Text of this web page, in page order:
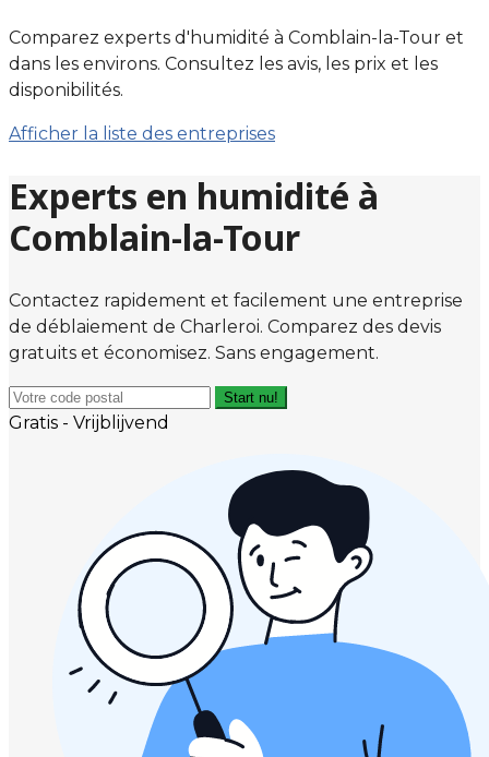
Comparez experts d'humidité à Comblain-la-Tour et
dans les environs. Consultez les avis, les prix et les
disponibilités.
Afficher la liste des entreprises
Experts en humidité à
Comblain-la-Tour
Contactez rapidement et facilement une entreprise
de déblaiement de Charleroi. Comparez des devis
gratuits et économisez. Sans engagement.
Start nu!
Gratis - Vrijblijvend